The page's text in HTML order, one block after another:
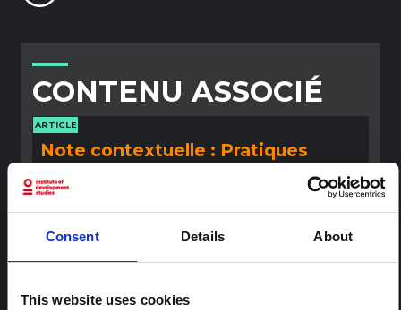
Consent Details About
This website uses cookies
CONTENU ASSOCIÉ
ARTICLE
Note contextuelle : Pratiques
Cette note est la deuxième produite par " le collectif
pour l'Ituri ", un réseau informel principalement animé
par des chercheurs en sciences sociales qui fournissent
l'épidémie d'Ebola à Bundibugyo dans l'Ituri, à l'est de
HAL Sciences ouvertes